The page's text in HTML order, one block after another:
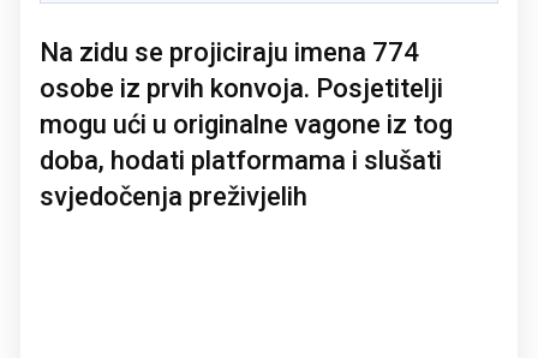
Na zidu se projiciraju imena 774
osobe iz prvih konvoja. Posjetitelji
mogu ući u originalne vagone iz tog
doba, hodati platformama i slušati
svjedočenja preživjelih